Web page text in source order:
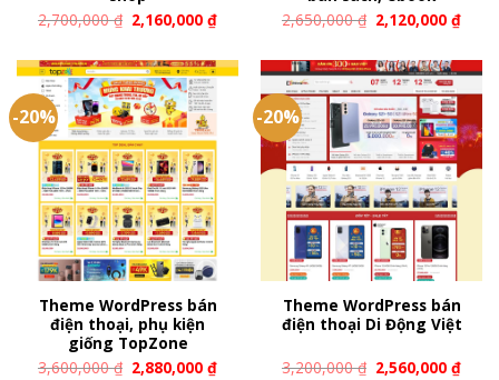
2,700,000₫ 2,160,000₫
2,650,000₫ 2,120,000₫
-20%
Theme WordPress bán
điện thoại, phụ kiện
giống TopZone
3,600,000₫ 2,880,000₫
-20%
Theme WordPress bán
điện thoại Di Động Việt
3,200,000₫ 2,560,000₫